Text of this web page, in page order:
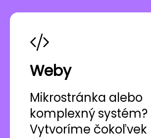
Weby
Mikrostránka alebo
komplexný systém?
Vytvoríme čokoľvek